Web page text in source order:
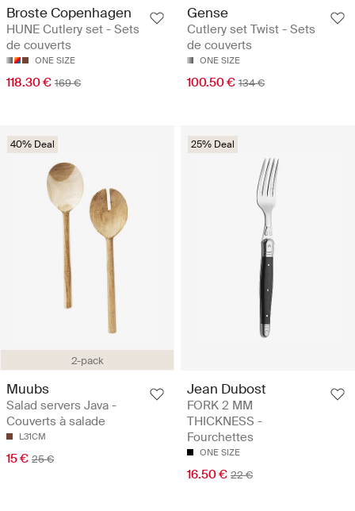
Broste Copenhagen
HUNE Cutlery set - Sets
de couverts
ONE SIZE
118.30 € 169 €
Gense
Cutlery set Twist - Sets
de couverts
ONE SIZE
100.50 € 134 €
2-pack
40% Deal
Muubs
Salad servers Java -
Couverts à salade
L31CM
15 € 25 €
25% Deal
Jean Dubost
FORK 2 MM
THICKNESS -
Fourchettes
ONE SIZE
16.50 € 22 €